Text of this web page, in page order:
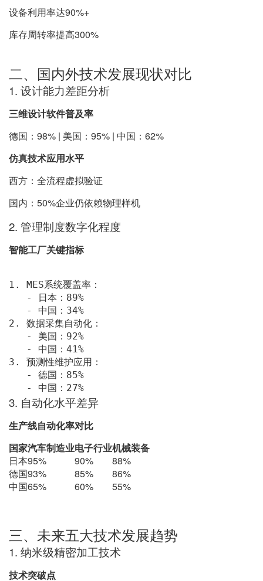
设备利用率达90%+
库存周转率提高300%
二、国内外技术发展现状对比
1. 设计能力差距分析
三维设计软件普及率
德国：98% | 美国：95% | 中国：62%
仿真技术应用水平
西方：全流程虚拟验证
国内：50%企业仍依赖物理样机
2. 管理制度数字化程度
智能工厂关键指标
1.
MES系统覆盖率：
-
日本：89%
-
2.
数据采集自动化：
-
美国：92%
-
3.
预测性维护应用：
-
德国：85%
-
中国：27%
3. 自动化水平差异
生产线自动化率对比
国家汽车制造业电子行业机械装备
日本95% 90%
88%
德国93% 85%
86%
中国65% 60% 55%
三、未来五大技术发展趋势
1. 纳米级精密加工技术
技术突破点